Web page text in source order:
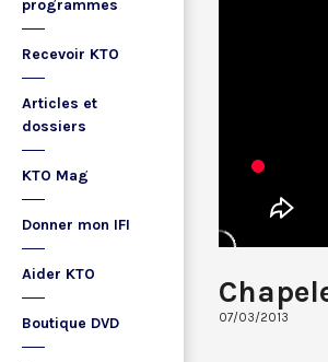
programmes
Recevoir KTO
Articles et
dossiers
KTO Mag
Donner mon IFI
Aider KTO
Boutique DVD 07/03/2013